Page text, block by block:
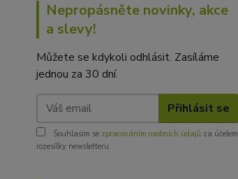
Nepropásněte novinky, akce
a slevy!
Můžete se kdykoli odhlásit. Zasíláme
jednou za 30 dní.
Přihlásit se
Souhlasím se zpracováním osobních údajů za účelem
rozesílky newsletteru.